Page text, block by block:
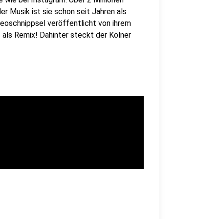
Musik ist sie schon seit Jahren als
veröffentlicht von ihrem
Remix! Dahinter steckt der Kölner